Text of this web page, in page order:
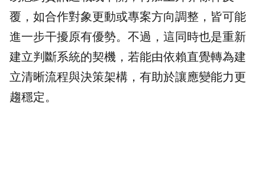
覆，如合作對象更動或專案方向調整，皆可能
進一步干擾原有優勢。不過，這同時也是重新
建立判斷系統的契機，若能由依賴直覺轉為建
立清晰流程與決策架構，有助於讓應變能力更
趨穩定。